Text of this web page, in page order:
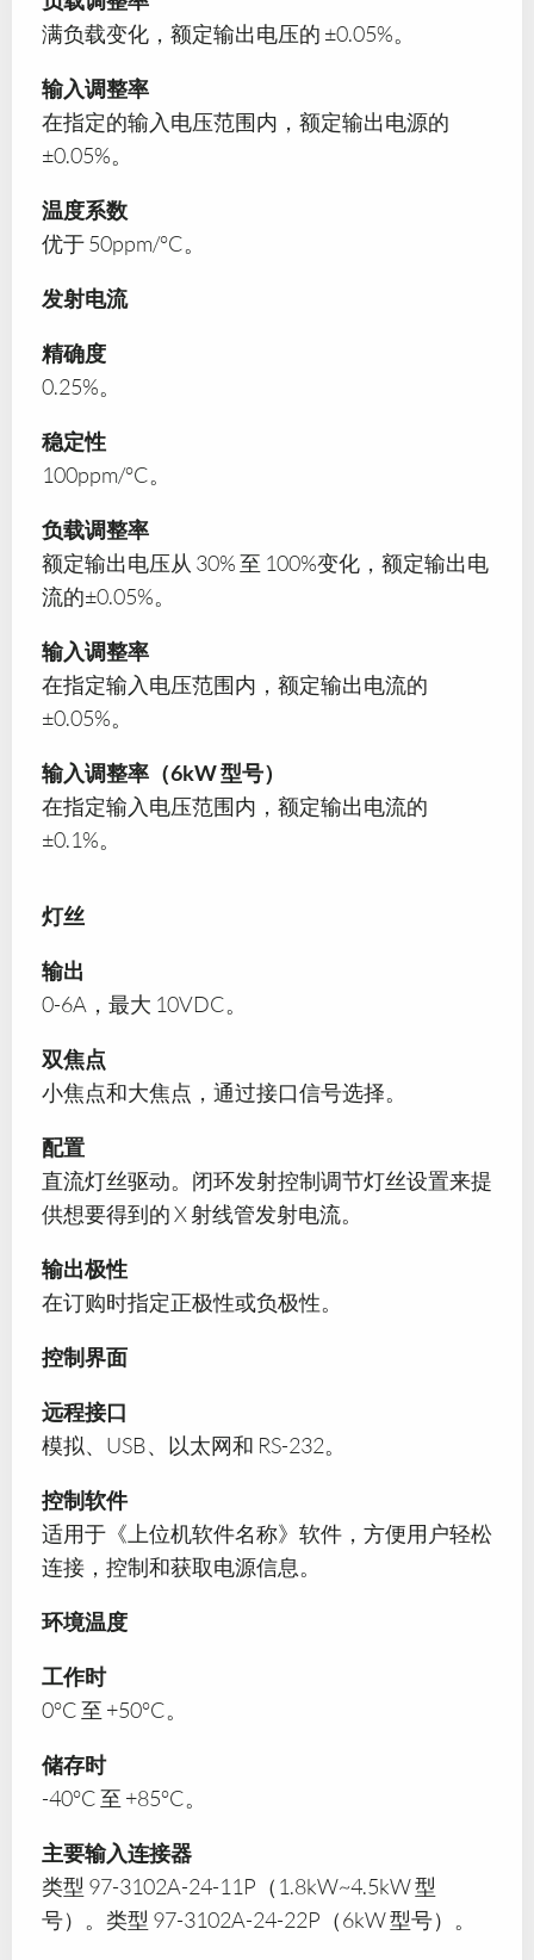
满负载变化，额定输出电压的 ±0.05%。
输入调整率
在指定的输入电压范围内，额定输出电源的
±0.05%。
温度系数
优于 50ppm/°C。
发射电流
精确度
0.25%。
稳定性
100ppm/°C。
负载调整率
额定输出电压从 30% 至 100%变化，额定输出电
流的±0.05%。
输入调整率
在指定输入电压范围内，额定输出电流的
±0.05%。
输入调整率（6kW 型号）
在指定输入电压范围内，额定输出电流的
±0.1%。
灯丝
输出
0-6A，最大 10VDC。
双焦点
小焦点和大焦点，通过接口信号选择。
配置
直流灯丝驱动。闭环发射控制调节灯丝设置来提
供想要得到的 X 射线管发射电流。
输出极性
在订购时指定正极性或负极性。
控制界面
远程接口
模拟、USB、以太网和 RS-232。
控制软件
适用于《上位机软件名称》软件，方便用户轻松
连接，控制和获取电源信息。
环境温度
工作时
0°C 至 +50°C。
储存时
-40°C 至 +85°C。
主要输入连接器
类型 97-3102A-24-11P（1.8kW~4.5kW 型
号）。类型 97-3102A-24-22P（6kW 型号）。